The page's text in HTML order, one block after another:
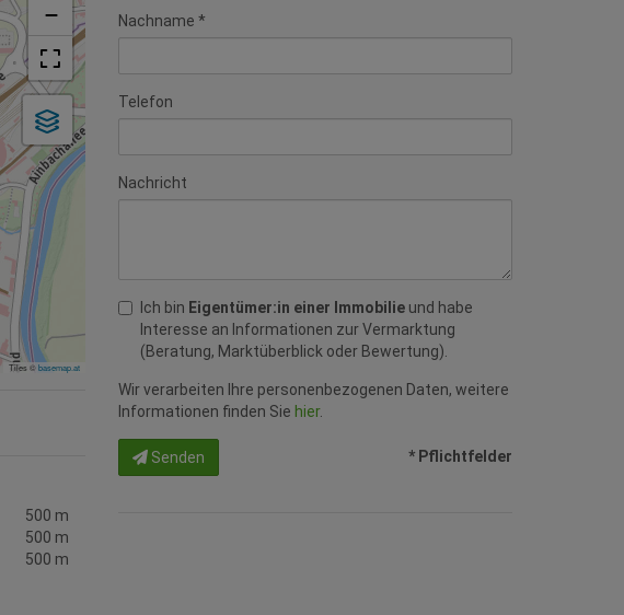
−
Tiles ©basemap.at
500 m
500 m
500 m
Nachname
Telefon
Nachricht
Ich bin Eigentümer:in einer Immobilie und habe
Interesse an Informationen zur Vermarktung
(Beratung, Marktüberblick oder Bewertung).
Wir verarbeiten Ihre personenbezogenen Daten, weitere
Informationen finden Sie hier.
Senden * Pflichtfelder